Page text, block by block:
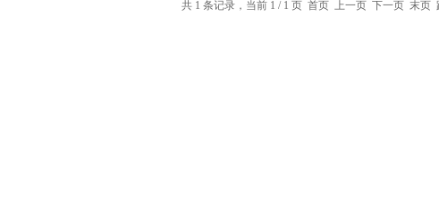
共 1 条记录，当前 1 / 1 页 首页 上一页 下一页 末页